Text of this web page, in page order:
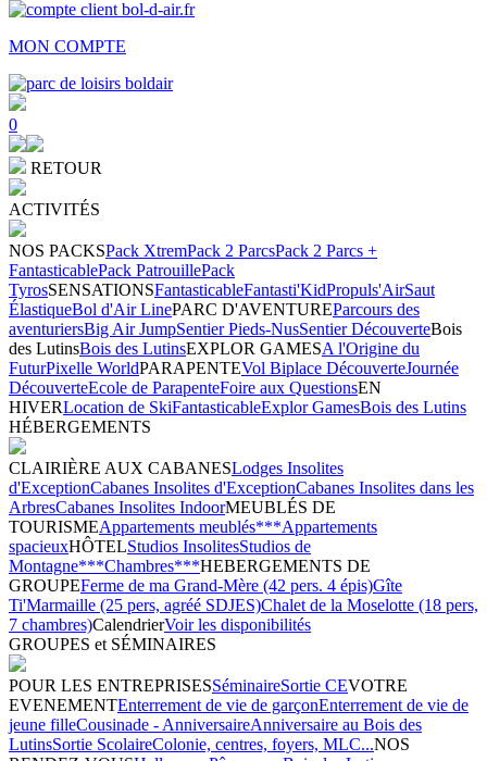
MON COMPTE
0
RETOUR
ACTIVITÉS
NOS PACKSPack XtremPack 2 ParcsPack 2 Parcs +
FantasticablePack PatrouillePack
TyrosSENSATIONSFantasticableFantasti'KidPropuls'AirSaut
ÉlastiqueBol d'Air LinePARC D'AVENTUREParcours des
aventuriersBig Air JumpSentier Pieds-NusSentier DécouverteBois
des LutinsBois des LutinsEXPLOR GAMESA l'Origine du
FuturPixelle WorldPARAPENTEVol Biplace DécouverteJournée
DécouverteEcole de ParapenteFoire aux QuestionsEN
HIVERLocation de SkiFantasticableExplor GamesBois des Lutins
HÉBERGEMENTS
CLAIRIÈRE AUX CABANESLodges Insolites
d'ExceptionCabanes Insolites d'ExceptionCabanes Insolites dans les
ArbresCabanes Insolites IndoorMEUBLÉS DE
TOURISMEAppartements meublés***Appartements
spacieuxHÔTELStudios InsolitesStudios de
Montagne***Chambres***HEBERGEMENTS DE
GROUPEFerme de ma Grand-Mère (42 pers. 4 épis)Gîte
Ti'Marmaille (25 pers, agréé SDJES)Chalet de la Moselotte (18 pers,
7 chambres)CalendrierVoir les disponibilités
GROUPES et SÉMINAIRES
POUR LES ENTREPRISESSéminaireSortie CEVOTRE
EVENEMENTEnterrement de vie de garçonEnterrement de vie de
jeune filleCousinade - AnniversaireAnniversaire au Bois des
LutinsSortie ScolaireColonie, centres, foyers, MLC...NOS